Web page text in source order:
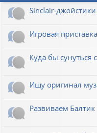
Sinclair-
Игровая
Куда бы сунуться
Ищу оригинал
Развиваем Балтик